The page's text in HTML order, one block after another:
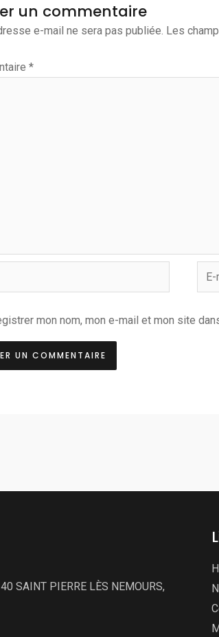
un commentaire
e-mail ne sera pas publiée. Les
*
mon nom, mon e-mail et mon site
SAINT PIERRE LÈS NEMOURS,